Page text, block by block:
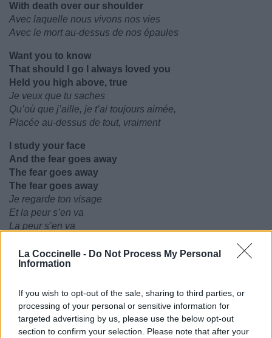
La Coccinelle - Do Not Process My Personal
Information
If you wish to opt-out of the sale, sharing to third parties, or
processing of your personal or sensitive information for
targeted advertising by us, please use the below opt-out
section to confirm your selection. Please note that after your
With death over our shoulder
Avec laquelle nous vivons nos vies
Avec le mort au-dessus de nos épaules
Want you to know
That should I go I always loved you
Held you high above, true
Je veux que tu saches
Qu’où que j’aille, je t’ai toujours aimée,
Placée au-dessus de tout, vraiment
I study your face
And the fear goes away
The fear goes away
The fear goes away
Je regarde ton visage
Et la peur s’en va
La peur s’en va